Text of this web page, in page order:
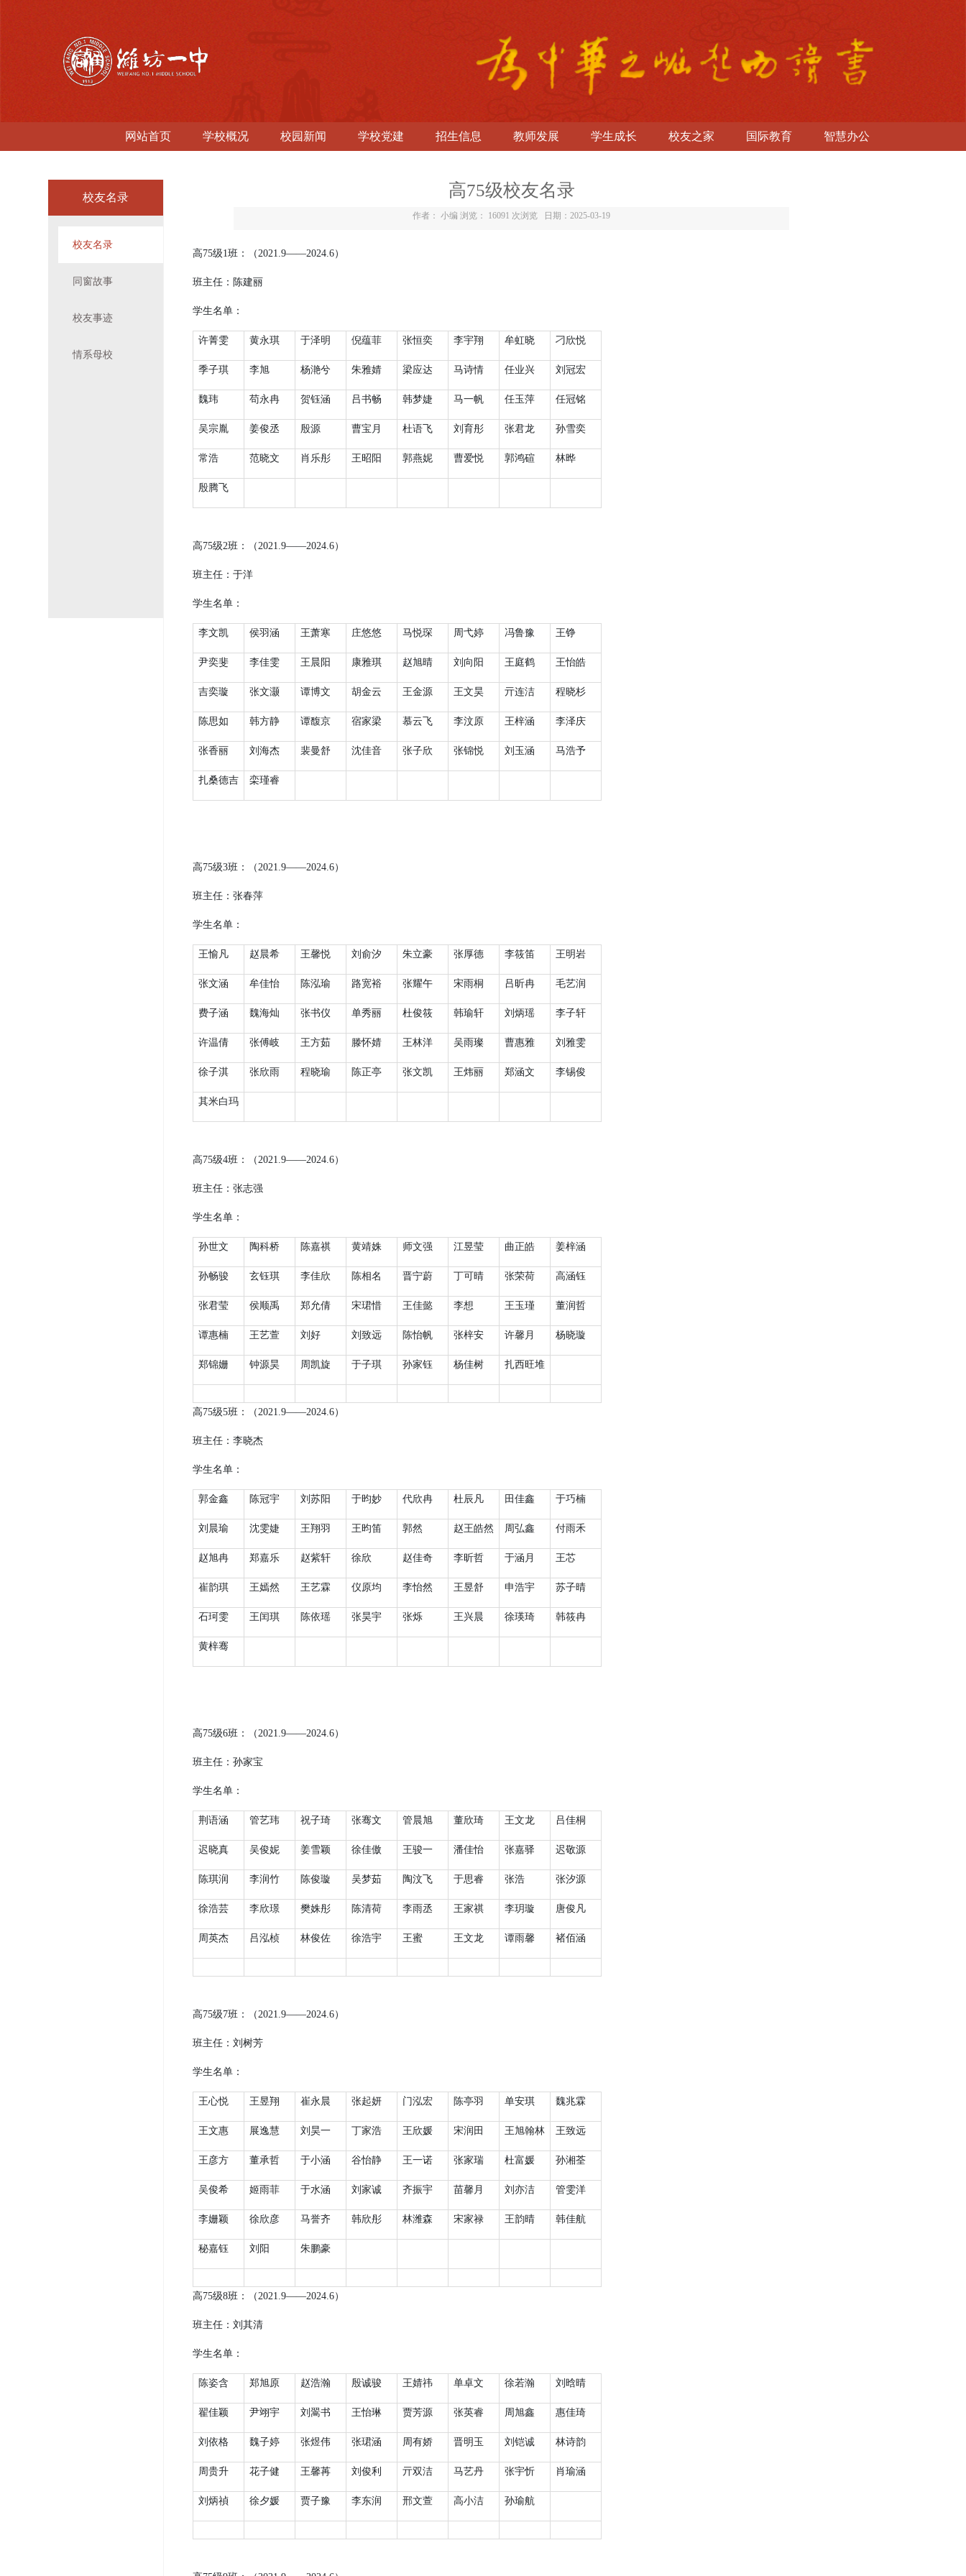
网站首页 学校概况 校园新闻 学校党建 招生信息 教师发展 学生成长 校友之家 国际教育 智慧办公
校友名录
校友名录
同窗故事
校友事迹
情系母校
高75级校友名录
作者： 小编 浏览： 16091 次浏览 日期：2025-03-19
高75级1班：（2021.9——2024.6）
班主任： 陈建丽
学生名单：
许菁雯 黄永琪 于泽明 倪蕴菲 张恒奕 李宇翔 牟虹晓 刁欣悦
季子琪 李旭 杨滟兮 朱雅婧 梁应达 马诗情 任业兴 刘冠宏
魏玮 苟永冉 贺钰涵 吕书畅 韩梦婕 马一帆 任玉萍 任冠铭
吴宗胤 姜俊丞 殷源 曹宝月 杜语飞 刘育彤 张君龙 孙雪奕
常浩 范晓文 肖乐彤 王昭阳 郭燕妮 曹爱悦 郭鸿碹 林晔
殷腾飞
高75级2班：（2021.9——2024.6）
班主任：于洋
学生名单：
李文凯 侯羽涵 王萧寒 庄悠悠 马悦琛 周弋婷 冯鲁豫 王铮
尹奕斐 李佳雯 王晨阳 康雅琪 赵旭晴 刘向阳 王庭鹤 王怡皓
吉奕璇 张文灏 谭博文 胡金云 王金源 王文昊 亓连洁 程晓杉
陈思如 韩方静 谭馥京 宿家梁 慕云飞 李汶原 王梓涵 李泽庆
张香丽 刘海杰 裴曼舒 沈佳音 张子欣 张锦悦 刘玉涵 马浩予
扎桑德吉 栾瑾睿
高75级3班：（2021.9——2024.6）
班主任：张春萍
学生名单：
王愉凡 赵晨希 王馨悦 刘俞汐 朱立豪 张厚德 李筱笛 王明岩
张文涵 牟佳怡 陈泓瑜 路宽裕 张耀午 宋雨桐 吕昕冉 毛艺润
费子涵 魏海灿 张书仪 单秀丽 杜俊筱 韩瑜轩 刘炳瑶 李子轩
许温倩 张傅岐 王方茹 滕怀婧 王林洋 吴雨璨 曹惠雅 刘雅雯
徐子淇 张欣雨 程晓瑜 陈正亭 张文凯 王炜丽 郑涵文 李锡俊
其米白玛
高75级4班：（2021.9——2024.6）
班主任：张志强
学生名单：
孙世文 陶科桥 陈嘉祺 黄靖姝 师文强 江昱莹 曲正皓 姜梓涵
孙畅骏 玄钰琪 李佳欣 陈相名 晋宁蔚 丁可晴 张荣荷 高涵钰
张君莹 侯顺禹 郑允倩 宋珺惜 王佳懿 李想 王玉瑾 董润哲
谭惠楠 王艺萱 刘好 刘致远 陈怡帆 张梓安 许馨月 杨晓璇
郑锦姗 钟源昊 周凯旋 于子琪 孙家钰 杨佳树 扎西旺堆
高75级5班：（2021.9——2024.6）
班主任：李晓杰
学生名单：
郭金鑫 陈冠宇 刘苏阳 于昀妙 代欣冉 杜辰凡 田佳鑫 于巧楠
刘晨瑜 沈雯婕 王翔羽 王昀笛 郭然 赵王皓然 周弘鑫 付雨禾
赵旭冉 郑嘉乐 赵紫轩 徐欣 赵佳奇 李昕哲 于涵月 王芯
崔韵琪 王嫣然 王艺霖 仪原均 李怡然 王昱舒 申浩宇 苏子晴
石珂雯 王闰琪 陈依瑶 张昊宇 张烁 王兴晨 徐瑛琦 韩筱冉
黄梓骞
高75级6班：（2021.9——2024.6）
班主任：孙家宝
学生名单：
荆语涵 管艺玮 祝子琦 张骞文 管晨旭 董欣琦 王文龙 吕佳桐
迟晓真 吴俊妮 姜雪颖 徐佳傲 王骏一 潘佳怡 张嘉驿 迟敬源
陈琪润 李润竹 陈俊璇 吴梦茹 陶汶飞 于思睿 张浩 张汐源
徐浩芸 李欣璟 樊姝彤 陈清荷 李雨丞 王家祺 李玥璇 唐俊凡
周英杰 吕泓桢 林俊佐 徐浩宇 王蜜 王文龙 谭雨馨 褚佰涵
高75级7班：（2021.9——2024.6）
班主任：刘树芳
学生名单：
王心悦 王昱翔 崔永晨 张起妍 门泓宏 陈亭羽 单安琪 魏兆霖
王文惠 展逸慧 刘昊一 丁家浩 王欣媛 宋润田 王旭翰林 王致远
王彦方 董承哲 于小涵 谷怡静 王一诺 张家瑞 杜富媛 孙湘荃
吴俊希 姬雨菲 于水涵 刘家诚 齐振宇 苗馨月 刘亦洁 管雯洋
李姗颖 徐欣彦 马誉齐 韩欣彤 林潍森 宋家禄 王韵晴 韩佳航
秘嘉钰 刘阳 朱鹏豪
高75级8班：（2021.9——2024.6）
班主任：刘其清
学生名单：
陈姿含 郑旭原 赵浩瀚 殷诚骏 王婧祎 单卓文 徐若瀚 刘晗晴
翟佳颖 尹翊宇 刘翯书 王怡琳 贾芳源 张英睿 周旭鑫 惠佳琦
刘依格 魏子婷 张煜伟 张珺涵 周有娇 晋明玉 刘铠诚 林诗韵
周贵升 花子健 王馨苒 刘俊利 亓双洁 马艺丹 张宇忻 肖瑜涵
刘炳禎 徐夕媛 贾子豫 李东润 邢文萱 高小洁 孙瑜航